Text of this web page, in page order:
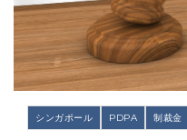
シンガポール PDPA 制裁金